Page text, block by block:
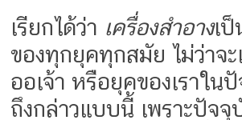
เรียกได้ว่า เครื่องสำอางเ
ของทุกยุคทุกสมัย ไม่ว่าจ
ออเจ้า หรือยุคของเราใน
ถึงกล่าวแบบนี้ เพราะปัจจุ